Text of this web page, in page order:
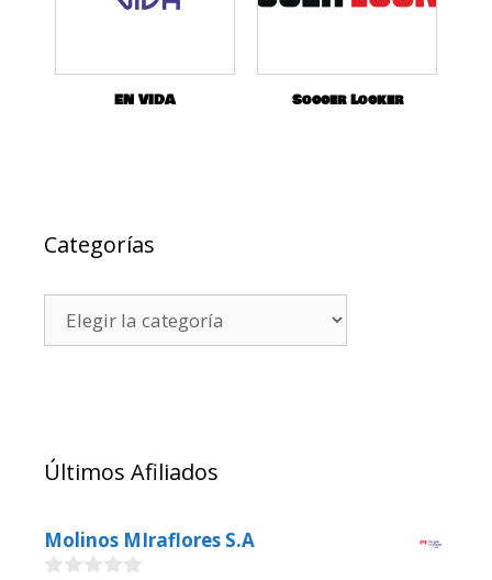
EN VIDA Soccer Locker
Categorías
Últimos Afiliados
Molinos MIraflores S.A